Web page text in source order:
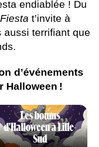
endiablée ! Du
Fiesta t’invite à
aussi terrifiant que
d’événements
Halloween !
Les boums
d'Halloween à Lille-
Sud